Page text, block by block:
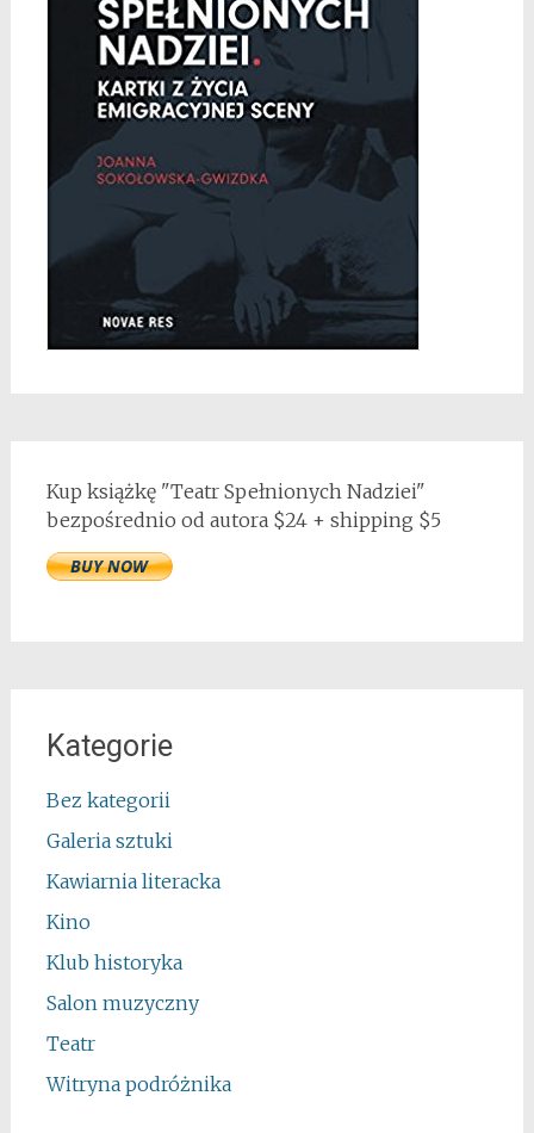
Kup książkę "Teatr Spełnionych Nadziei"
bezpośrednio od autora $24 + shipping $5
Kategorie
Bez kategorii
Galeria sztuki
Kawiarnia literacka
Kino
Klub historyka
Salon muzyczny
Teatr
Witryna podróżnika